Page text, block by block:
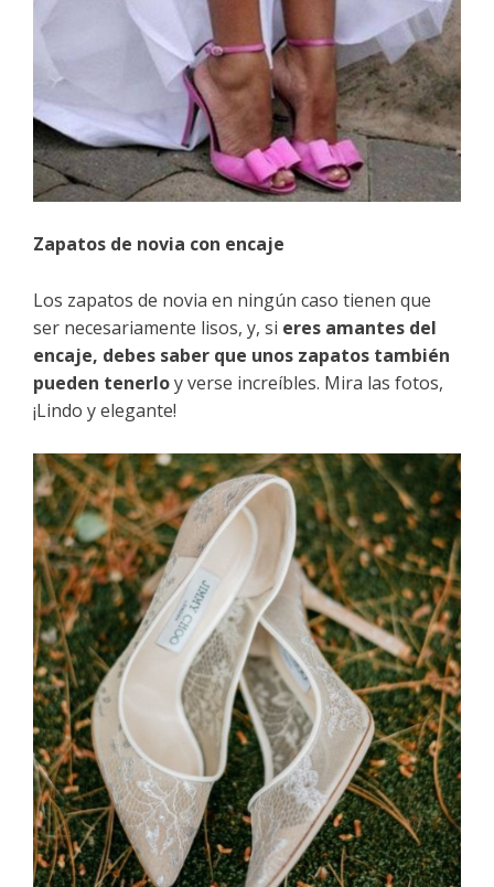
Zapatos de novia con encaje
Los zapatos de novia en ningún caso tienen que
ser necesariamente lisos, y, si eres amantes del
encaje, debes saber que unos zapatos también
pueden tenerloy verse increíbles. Mira las fotos,
¡Lindo y elegante!